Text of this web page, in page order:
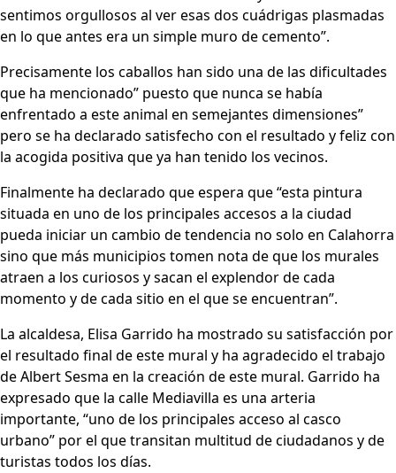
sentimos orgullosos al ver esas dos cuádrigas plasmadas
en lo que antes era un simple muro de cemento”.
Precisamente los caballos han sido una de las dificultades
que ha mencionado” puesto que nunca se había
enfrentado a este animal en semejantes dimensiones”
pero se ha declarado satisfecho con el resultado y feliz con
la acogida positiva que ya han tenido los vecinos.
Finalmente ha declarado que espera que “esta pintura
situada en uno de los principales accesos a la ciudad
pueda iniciar un cambio de tendencia no solo en Calahorra
sino que más municipios tomen nota de que los murales
atraen a los curiosos y sacan el explendor de cada
momento y de cada sitio en el que se encuentran”.
La alcaldesa, Elisa Garrido ha mostrado su satisfacción por
el resultado final de este mural y ha agradecido el trabajo
de Albert Sesma en la creación de este mural. Garrido ha
expresado que la calle Mediavilla es una arteria
importante, “uno de los principales acceso al casco
urbano” por el que transitan multitud de ciudadanos y de
turistas todos los días.